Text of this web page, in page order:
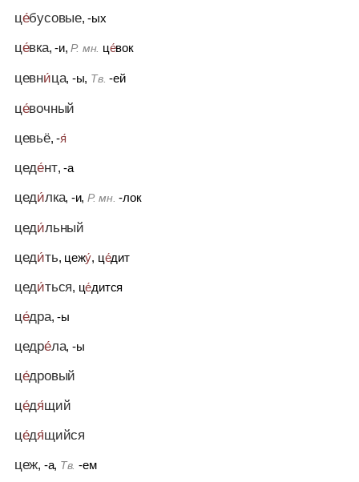
це́бусовые, -ых
це́вка, -и,Р. мн. це́вок
цевни́ца, -ы, Тв. -ей
це́вочный
цевьё, -я́
цеде́нт, -а
цеди́лка, -и,Р. мн. -лок
цеди́льный
цеди́ть, цежу́, це́дит
цеди́ться, це́дится
це́дра, -ы
цедре́ла, -ы
це́дровый
це́дя́щий
це́дя́щийся
цеж, -а, Тв. -ем